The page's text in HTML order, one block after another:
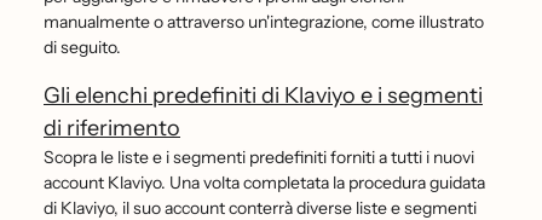
manualmente o attraverso un'integrazione, come illustrato
di seguito.
Gli elenchi predefiniti di Klaviyo e i segmenti
di riferimento
Scopra le liste e i segmenti predefiniti forniti a tutti i nuovi
account Klaviyo. Una volta completata la procedura guidata
di Klaviyo, il suo account conterrà diverse liste e segmenti